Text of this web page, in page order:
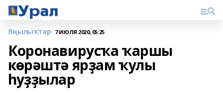
Яңылыҡтар 7 ИЮЛЯ 2020, 05:25
Коронавирусҡа ҡаршы
көрәштә ярҙам ҡулы
һуҙҙылар